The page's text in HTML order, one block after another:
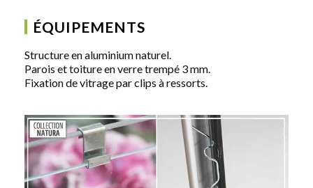
ÉQUIPEMENTS
Structure en aluminium naturel.
Parois et toiture en verre trempé 3 mm.
Fixation de vitrage par clips à ressorts.